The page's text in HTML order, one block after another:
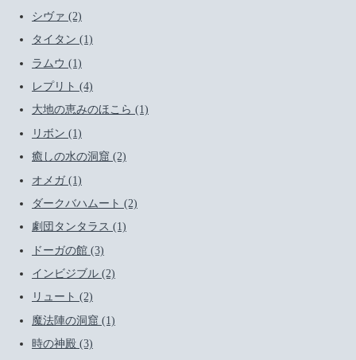
シヴァ (2)
タイタン (1)
ラムウ (1)
レプリト (4)
大地の恵みのほこら (1)
リボン (1)
癒しの水の洞窟 (2)
オメガ (1)
ダークバハムート (2)
劇団タンタラス (1)
ドーガの館 (3)
インビジブル (2)
リュート (2)
魔法陣の洞窟 (1)
時の神殿 (3)